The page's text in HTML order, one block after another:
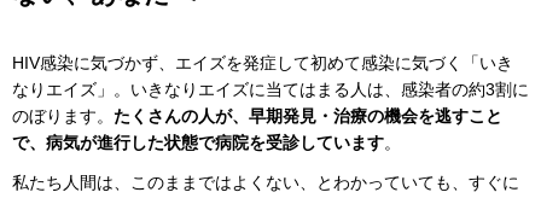
HIV感染に気づかず、エイズを発症して初めて感染に気づく「いき
なりエイズ」。いきなりエイズに当てはまる人は、感染者の約3割に
のぼります。 たくさんの人が、早期発見・治療の機会を逃すこと
で、病気が進行した状態で病院を受診しています。
私たち人間は、このままではよくない、とわかっていても、すぐに